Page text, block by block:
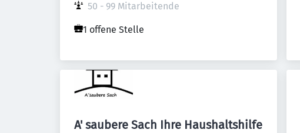
50 - 99 Mitarbeitende
1 offene Stelle
A' saubere Sach Ihre Haushaltshilfe